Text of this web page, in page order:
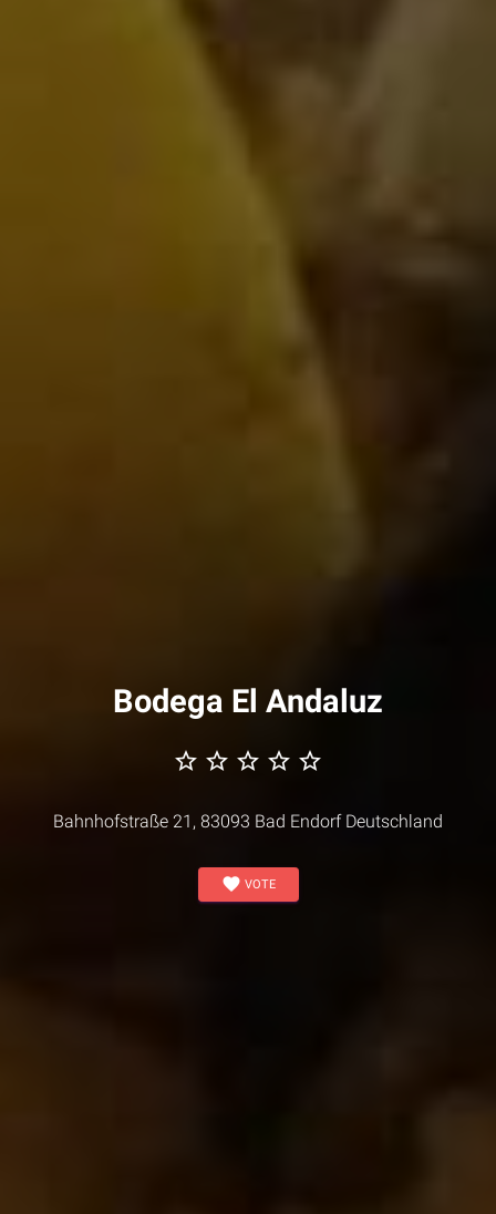
Bodega El Andaluz
star_border star_border star_border star_border star_border
Bahnhofstraße 21, 83093 Bad Endorf Deutschland
favorite VOTE